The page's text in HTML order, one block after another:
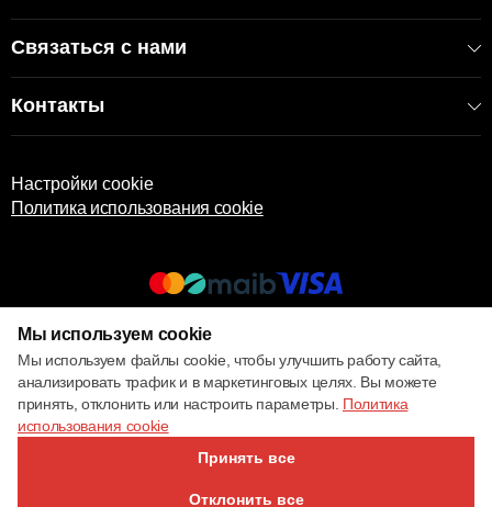
Связаться с нами
Контакты
Настройки cookie
Политика использования cookie
© 2017 – 2026 ECOM
Мы используем cookie
Мы используем файлы cookie, чтобы улучшить работу сайта,
анализировать трафик и в маркетинговых целях. Вы можете
принять, отклонить или настроить параметры. Политика
использования cookie
Принять все
Отклонить все